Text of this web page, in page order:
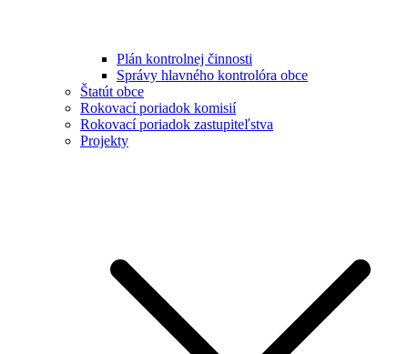
Plán kontrolnej činnosti
Správy hlavného kontrolóra obce
Štatút obce
Rokovací poriadok komisií
Rokovací poriadok zastupiteľstva
Projekty